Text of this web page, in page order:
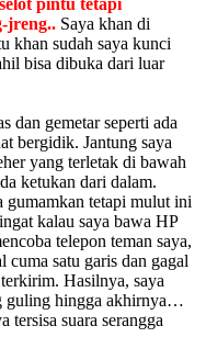
jreng.. Saya khan di
khan sudah saya kunci
bisa dibuka dari luar
dan gemetar seperti ada
bergidik. Jantung saya
yang terletak di bawah
ketukan dari dalam.
gumamkan tetapi mulut ini
kalau saya bawa HP
telepon teman saya,
satu garis dan gagal
Hasilnya, saya
guling hingga akhirnya…
tersisa suara serangga